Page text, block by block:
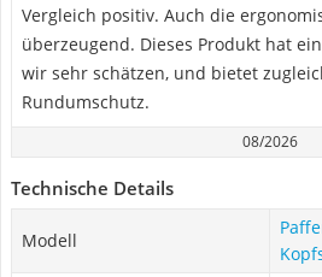
Vergleich positiv. Auch die
überzeugend. Dieses Produkt hat
wir sehr schätzen, und bietet
Rundumschutz.
08/2026
Technische Details
Modell